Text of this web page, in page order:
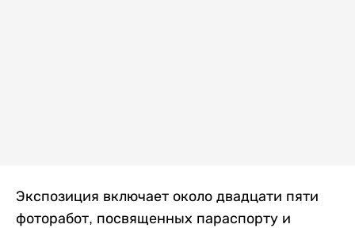
Экспозиция включает около двадцати пяти
фоторабот, посвященных параспорту и